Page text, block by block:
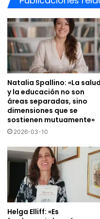
Competencias técnicas
evaluar su calidad y
Competencias
actividades, evaluación y
Competencias éticas:
uso responsable.
El objetivo no es que el
que sea competente,
¿Qué papel
equipos
transición?
Los equipos directivos
Natalia Spallino: «La salud
y la educación no son
áreas separadas, sino
dimensiones que se
sostienen mutuamente»
2026-03-10
Helga Elliff: «Es